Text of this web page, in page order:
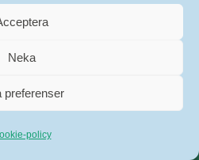
Neka
preferenser
policy